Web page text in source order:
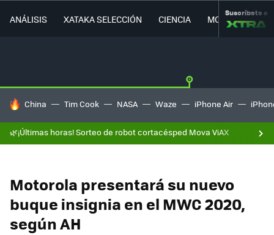
ANÁLISIS XATAKA SELECCIÓN CIENCIA MOVILIDAD
Suscríbete a
HOY SE HABLA DE
China Tim Cook NASA Waze iPhone Air
🌿¡Últimas horas! Sorteo de robot cortacésped Mova ViAX
Motorola presentará su nuevo
buque insignia en el MWC 2020,
según AH